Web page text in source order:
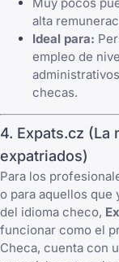
Muy pocos
alta
Ideal para:
empleo de
checas.
4. Expats.cz (La
expatriados)
Para los
o para aquellos que
del idioma checo,
funcionar como el
Checa, cuenta con